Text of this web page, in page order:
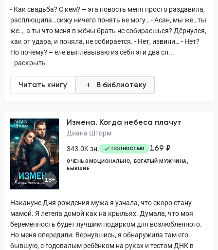
- Как свадьба? С кем? – эта новость меня просто раздавила,
расплющила…сижу ничего понять не могу… - Асан, мы же…ты
же…, а ты что меня в жёны брать не собираешься? Дёрнулся,
как от удара, и поняла, не собирается. - Нет, извини… - Нет?
Но почему? – еле выплёвываю из себя эти два сл...
раскрыть
Читать книгу В библиотеку
18+
Измена. Когда небеса плачут
Диана Шторм
343.0K зн.
ПОЛНОСТЬЮ 169 ₽
ОЧЕНЬ ЭМОЦИОНАЛЬНО
БОГАТЫЙ МУЖЧИНА
БЫВШИЕ
Накануне Дня рождения мужа я узнала, что скоро стану
мамой. Я летела домой как на крыльях. Думала, что моя
беременность будет лучшим подарком для возлюбленного.
Но меня опередили. Вернувшись, я обнаружила там его
бывшую, с годовалым ребёнком на руках и тестом ДНК в